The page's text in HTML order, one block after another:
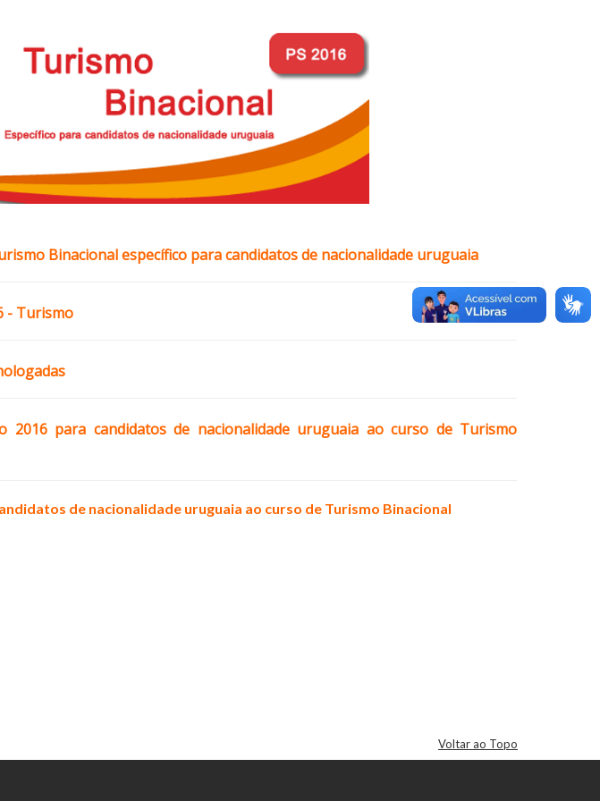
Binacional específico para candidatos de nacionalidade uruguaia
- Turismo
2016 para candidatos de nacionalidade uruguaia ao curso de Turismo
de nacionalidade uruguaia ao curso de Turismo Binacional
Voltar ao Topo